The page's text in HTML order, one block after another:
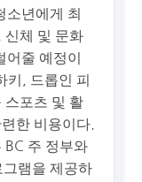
소년에게 최
신체 및 문화
줄 예정이
키, 드롭인 피
스포츠 및 활
한 비용이다.
BC 주 정부와
그램을 제공하